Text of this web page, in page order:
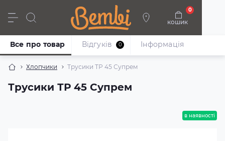
кошик
0
Дівчата Хлопці Немовлята Взуття
Хлопчики Трусики ТР 45 Супрем
Трусики ТР 45 Супрем
Все про товар Відгуків 0 Iнформація
в наявності